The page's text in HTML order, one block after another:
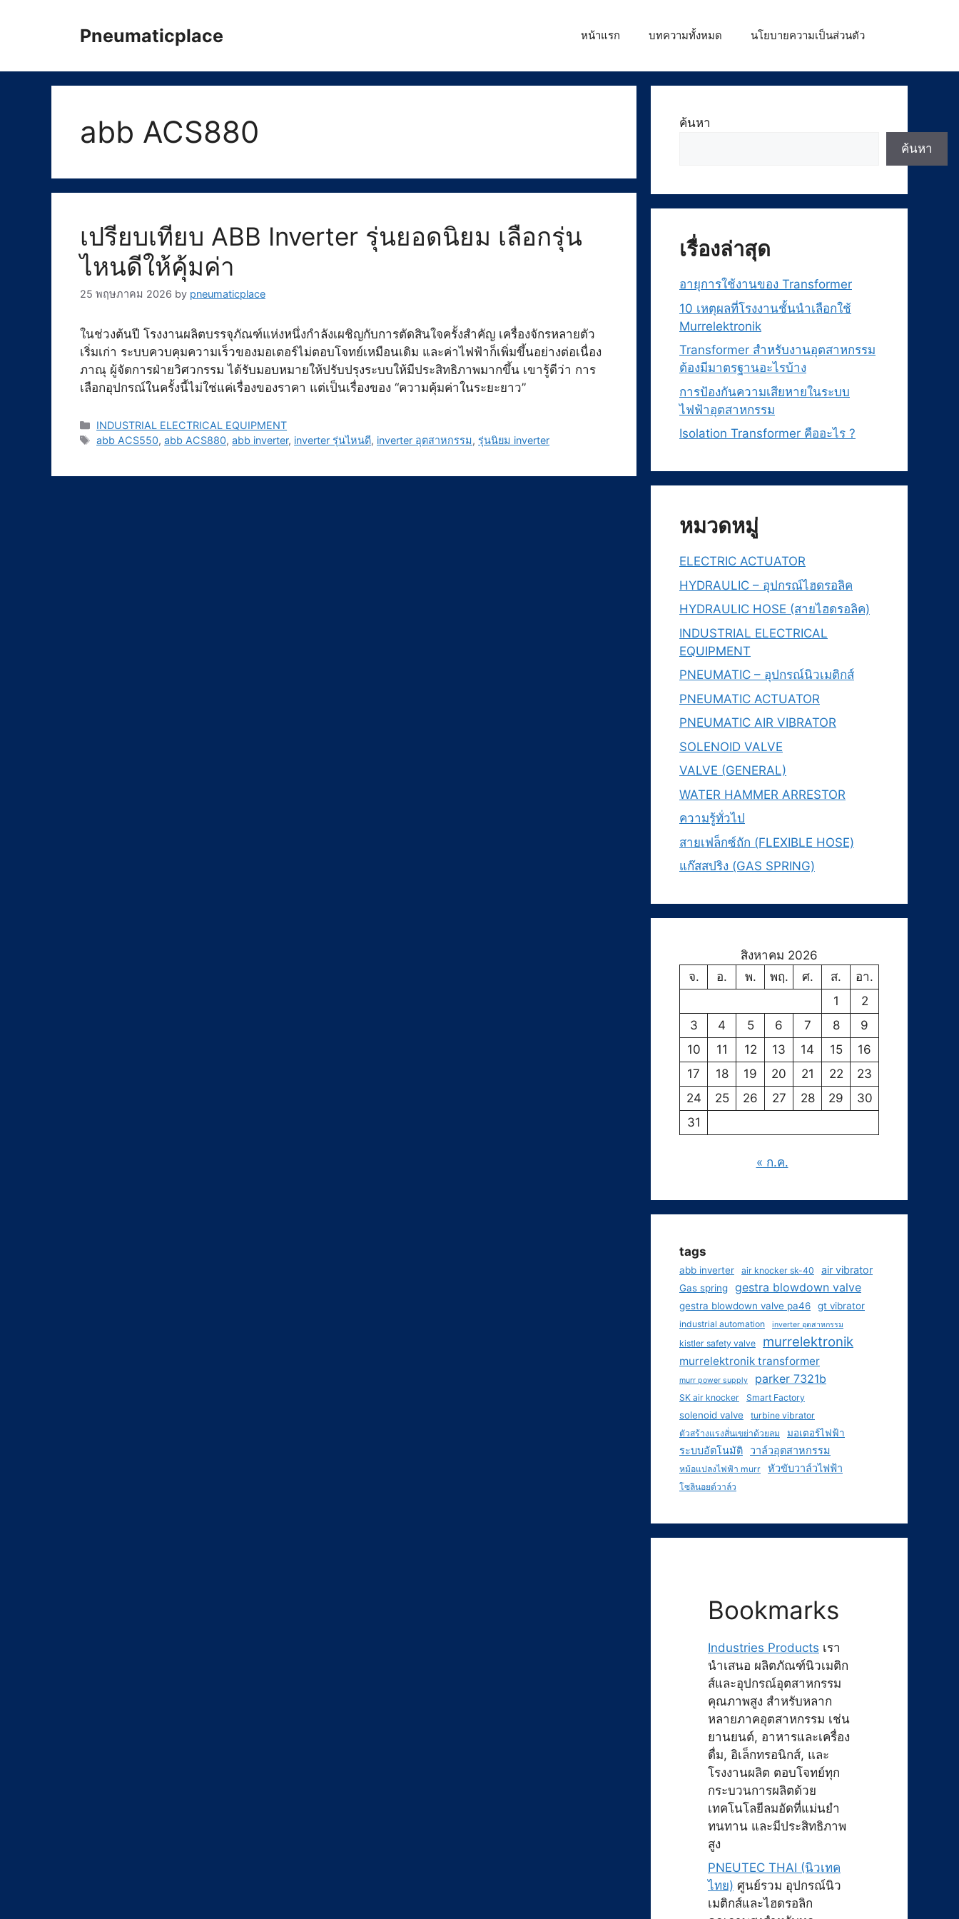
Pneumaticplace หน้าแรก บทความทั้งหมด นโยบายความเป็นส่วนตัว
abb ACS880
เปรียบเทียบ ABB Inverter รุ่นยอดนิยม เลือกรุ่น
ไหนดีให้คุ้มค่า
25 พฤษภาคม 2026 by pneumaticplace
ในช่วงต้นปี โรงงานผลิตบรรจุภัณฑ์แห่งหนึ่งกำลังเผชิญกับการตัดสินใจครั้งสำคัญ เครื่องจักรหลายตัว
เริ่มเก่า ระบบควบคุมความเร็วของมอเตอร์ไม่ตอบโจทย์เหมือนเดิม และค่าไฟฟ้าก็เพิ่มขึ้นอย่างต่อเนื่อง
ภาณุ ผู้จัดการฝ่ายวิศวกรรม ได้รับมอบหมายให้ปรับปรุงระบบให้มีประสิทธิภาพมากขึ้น เขารู้ดีว่า การ
เลือกอุปกรณ์ในครั้งนี้ไม่ใช่แค่เรื่องของราคา แต่เป็นเรื่องของ “ความคุ้มค่าในระยะยาว”
Categories
INDUSTRIAL ELECTRICAL EQUIPMENT
Tags
abb ACS550,abb ACS880,abb inverter, inverter รุ่นไหนดี, inverter อุตสาหกรรม,รุ่นนิยม inverter
ค้นหา
ค้นหา
เรื่องล่าสุด
อายุการใช้งานของ Transformer
10 เหตุผลที่โรงงานชั้นนำเลือกใช้
Murrelektronik
Transformer สำหรับงานอุตสาหกรรม
ต้องมีมาตรฐานอะไรบ้าง
การป้องกันความเสียหายในระบบ
ไฟฟ้าอุตสาหกรรม
Isolation Transformer คืออะไร ?
หมวดหมู่
ELECTRIC ACTUATOR
HYDRAULIC – อุปกรณ์ไฮดรอลิค
HYDRAULIC HOSE (สายไฮดรอลิค)
INDUSTRIAL ELECTRICAL
EQUIPMENT
PNEUMATIC – อุปกรณ์นิวเมติกส์
PNEUMATIC ACTUATOR
PNEUMATIC AIR VIBRATOR
SOLENOID VALVE
VALVE (GENERAL)
WATER HAMMER ARRESTOR
ความรู้ทั่วไป
สายเฟล็กซ์ถัก (FLEXIBLE HOSE)
แก๊สสปริง (GAS SPRING)
สิงหาคม 2026
จ.
อ. พ. พฤ. ศ. ส.
อา.
1
2
3
4 5 6 7 8
9
10
11 12 13 14 15
16
17
18 19 20 21 22
23
24
25 26 27 28 29
30
31
« ก.ค.
tags
abb inverter air knocker sk-40 air vibrator
Gas spring gestra blowdown valve
gestra blowdown valve pa46 gt vibrator
industrial automation inverter อุตสาหกรรม
kistler safety valve murrelektronik
murrelektronik transformer
murr power supply parker 7321b
SK air knocker Smart Factory
solenoid valve
turbine vibrator
ตัวสร้างแรงสั่นเขย่าด้วยลม
มอเตอร์ไฟฟ้า
ระบบอัตโนมัติ วาล์วอุตสาหกรรม
หม้อแปลงไฟฟ้า murr หัวขับวาล์วไฟฟ้า
โซลินอยด์วาล์ว
Bookmarks
Industries Products เรา
นำเสนอ ผลิตภัณฑ์นิวเมติก
ส์และอุปกรณ์อุตสาหกรรม
คุณภาพสูง สำหรับหลาก
หลายภาคอุตสาหกรรม เช่น
ยานยนต์, อาหารและเครื่อง
ดื่ม, อิเล็กทรอนิกส์, และ
โรงงานผลิต ตอบโจทย์ทุก
กระบวนการผลิตด้วย
เทคโนโลยีลมอัดที่แม่นยำ
ทนทาน และมีประสิทธิภาพ
สูง
PNEUTEC THAI (นิวเทค
ไทย) ศูนย์รวม อุปกรณ์นิว
เมติกส์และไฮดรอลิก